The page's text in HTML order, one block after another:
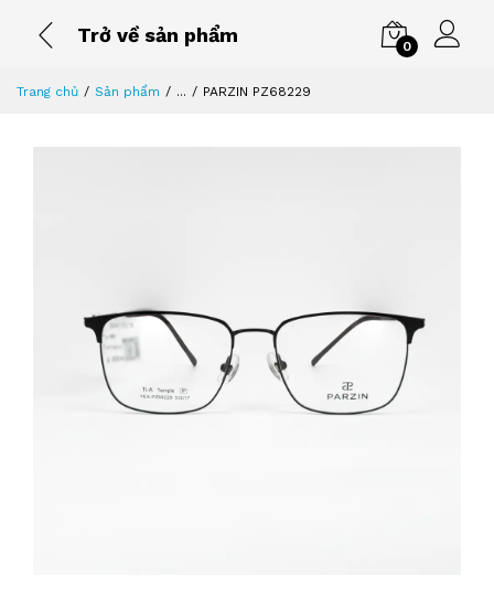
Trở về sản phẩm
0
Trang chủ Sản phẩm ... PARZIN PZ68229